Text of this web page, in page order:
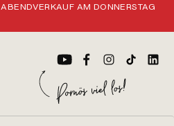
ABENDVERKAUF AM DONNERSTAG